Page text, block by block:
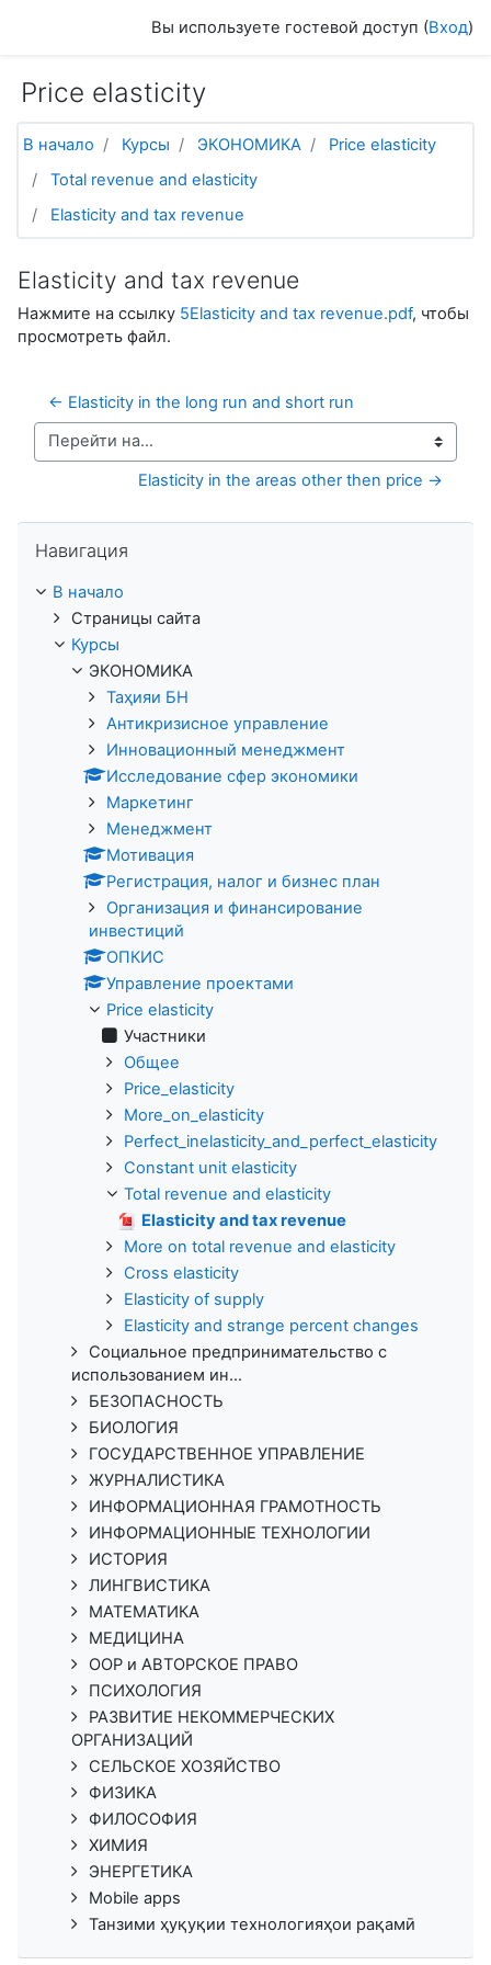
Вы используете гостевой доступ (Вход)
Price elasticity
В начало Курсы ЭКОНОМИКА
Price elasticity
Total revenue and elasticity
Elasticity and tax revenue
Elasticity and tax revenue
Нажмите на ссылку 5Elasticity and tax revenue.pdf, чтобы
просмотреть файл.
← Elasticity in the long run and short run
Перейти на...
Elasticity in the areas other then price →
Навигация
В начало
Страницы сайта
Курсы
ЭКОНОМИКА
Таҳияи БН
Антикризисное управление
Инновационный менеджмент
Исследование сфер экономики
Маркетинг
Менеджмент
Мотивация
Регистрация, налог и бизнес план
Организация и финансирование
инвестиций
ОПКИС
Управление проектами
Price elasticity
Участники
Общее
Price_elasticity
More_on_elasticity
Perfect_inelasticity_and_perfect_elasticity
Constant unit elasticity
Total revenue and elasticity
Elasticity and tax revenue
More on total revenue and elasticity
Cross elasticity
Elasticity of supply
Elasticity and strange percent changes
Социальное предпринимательство с
использованием ин...
БЕЗОПАСНОСТЬ
БИОЛОГИЯ
ГОСУДАРСТВЕННОЕ УПРАВЛЕНИЕ
ЖУРНАЛИСТИКА
ИНФОРМАЦИОННАЯ ГРАМОТНОСТЬ
ИНФОРМАЦИОННЫЕ ТЕХНОЛОГИИ
ИСТОРИЯ
ЛИНГВИСТИКА
МАТЕМАТИКА
МЕДИЦИНА
ООР и АВТОРСКОЕ ПРАВО
ПСИХОЛОГИЯ
РАЗВИТИЕ НЕКОММЕРЧЕСКИХ
ОРГАНИЗАЦИЙ
СЕЛЬСКОЕ ХОЗЯЙСТВО
ФИЗИКА
ФИЛОСОФИЯ
ХИМИЯ
ЭНЕРГЕТИКА
Mobile apps
Танзими ҳуқуқии технологияҳои рақамӣ